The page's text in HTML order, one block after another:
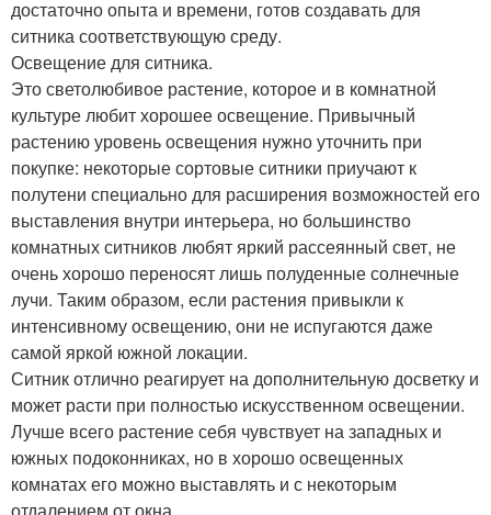
достаточно опыта и времени, готов создавать для
ситника соответствующую среду.
Освещение для ситника.
Это светолюбивое растение, которое и в комнатной
культуре любит хорошее освещение. Привычный
растению уровень освещения нужно уточнить при
покупке: некоторые сортовые ситники приучают к
полутени специально для расширения возможностей его
выставления внутри интерьера, но большинство
комнатных ситников любят яркий рассеянный свет, не
очень хорошо переносят лишь полуденные солнечные
лучи. Таким образом, если растения привыкли к
интенсивному освещению, они не испугаются даже
самой яркой южной локации.
Ситник отлично реагирует на дополнительную досветку и
может расти при полностью искусственном освещении.
Лучше всего растение себя чувствует на западных и
южных подоконниках, но в хорошо освещенных
комнатах его можно выставлять и с некоторым
отдалением от окна.